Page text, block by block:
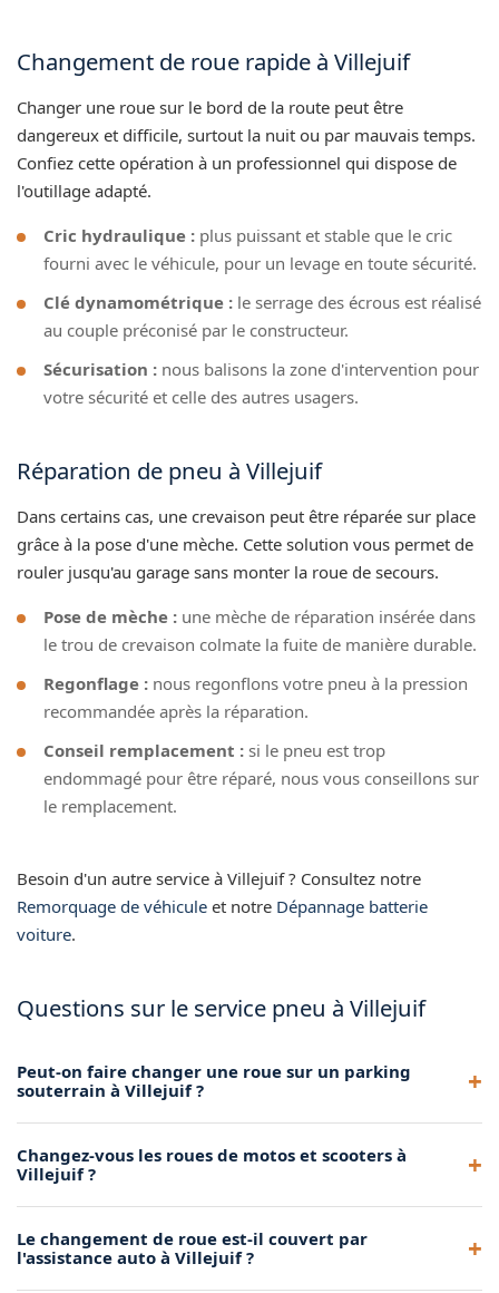
Changement de roue rapide à Villejuif
Changer une roue sur le bord de la route peut être
dangereux et difficile, surtout la nuit ou par mauvais temps.
Confiez cette opération à un professionnel qui dispose de
l'outillage adapté.
Cric hydraulique : plus puissant et stable que le cric
fourni avec le véhicule, pour un levage en toute sécurité.
Clé dynamométrique : le serrage des écrous est réalisé
au couple préconisé par le constructeur.
Sécurisation : nous balisons la zone d'intervention pour
votre sécurité et celle des autres usagers.
Réparation de pneu à Villejuif
Dans certains cas, une crevaison peut être réparée sur place
grâce à la pose d'une mèche. Cette solution vous permet de
rouler jusqu'au garage sans monter la roue de secours.
Pose de mèche : une mèche de réparation insérée dans
le trou de crevaison colmate la fuite de manière durable.
Regonflage : nous regonflons votre pneu à la pression
recommandée après la réparation.
Conseil remplacement : si le pneu est trop
endommagé pour être réparé, nous vous conseillons sur
le remplacement.
Besoin d'un autre service à Villejuif ? Consultez notre
Remorquage de véhicule et notre Dépannage batterie
voiture.
Questions sur le service pneu à Villejuif
Peut-on faire changer une roue sur un parking
souterrain à Villejuif ?
changement de roue. Notre matériel portable permet de
travailler dans des espaces confinés sans difficulté.
Changez-vous les roues de motos et scooters à
Villejuif ?
Pour les deux-roues, le changement de pneu nécessite un
équipement spécifique de centre moto.
Le changement de roue est-il couvert par
l'assistance auto à Villejuif ?